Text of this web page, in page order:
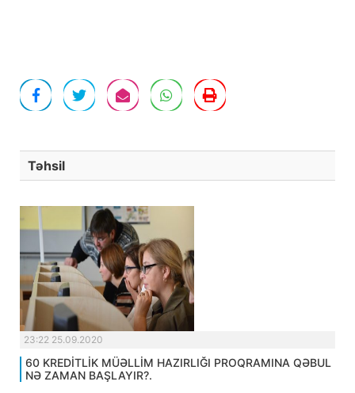
Təhsil
23:22 25.09.2020
60 KREDİTLİK MÜƏLLİM HAZIRLIĞI PROQRAMINA QƏBUL
NƏ ZAMAN BAŞLAYIR?.